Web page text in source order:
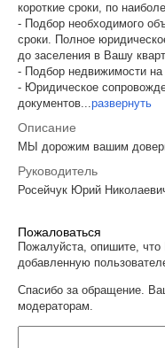
короткие сроки, по
- Подбор необходимого
сроки. Полное
до заселения в Вашу
- Подбор недвижимости
- Юридическое
документов...развернуть
Описание
МЫ дорожим вашим
Руководитель
Росейчук Юрий
Пожаловаться
Пожалуйста, опишите,
добавленную
Спасибо за обращение.
модераторам.